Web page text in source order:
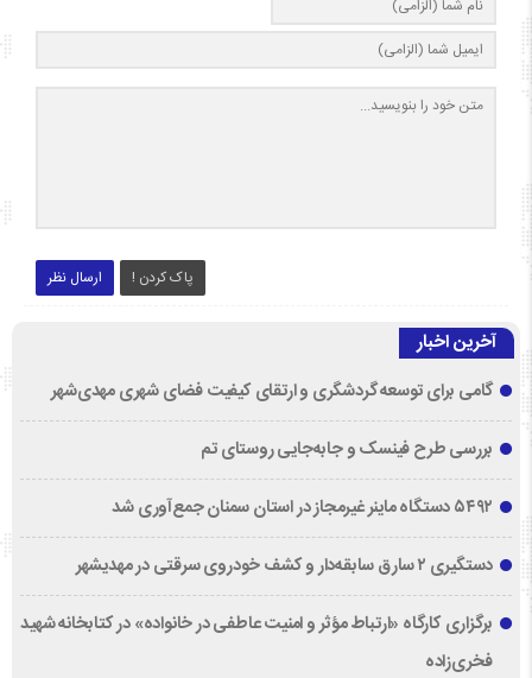
ارسال نظر پاک کردن !
آخرین اخبار
گامی برای توسعه گردشگری و ارتقای کیفیت فضای شهری مهدی‌شهر
بررسی طرح فینسک و جابه‌جایی روستای تم
۵۴۹۲ دستگاه ماینر غیرمجاز در استان سمنان جمع‌آوری شد
دستگیری ۲ سارق سابقه‌دار و کشف خودروی سرقتی در مهدیشهر
برگزاری کارگاه «ارتباط مؤثر و امنیت عاطفی در خانواده» در کتابخانه شهید
فخری‌زاده